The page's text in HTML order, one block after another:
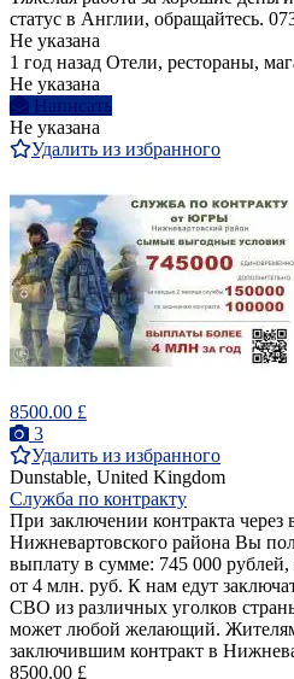
статус в Англии, обращайтесь.
Не указана
1 год назад Отели, рестораны,
Не указана
Написать
Не указана
Удалить из избранного
8500.00 £
3
Удалить из избранного
Dunstable, United Kingdom
Служба по контракту
При заключении контракта через
Нижневартовского района Вы
выплату в сумме: 745 000
от 4 млн. руб. К нам едут
СВО из различных уголков
может любой желающий.
заключившим контракт в
8500.00 £